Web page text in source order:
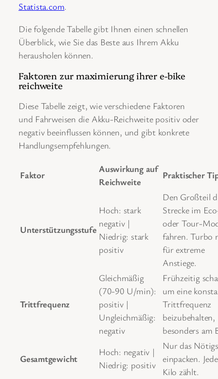
Statista.com.
Die folgende Tabelle gibt Ihnen einen schnellen
Überblick, wie Sie das Beste aus Ihrem Akku
herausholen können.
Faktoren zur maximierung ihrer e-bike
reichweite
Diese Tabelle zeigt, wie verschiedene Faktoren
und Fahrweisen die Akku-Reichweite positiv oder
negativ beeinflussen können, und gibt konkrete
Handlungsempfehlungen.
Faktor
Auswirkung auf
Reichweite
Praktischer
Unterstützungsstufe
Hoch: stark
negativ |
Niedrig: stark
positiv
Den Großteil
Strecke im
oder Tour-
fahren. Turbo
für extreme
Anstiege.
Trittfrequenz
Gleichmäßig
(70-90 U/min):
positiv |
Ungleichmäßig:
negativ
Frühzeitig
um eine
Trittfrequenz
beizubehalten,
besonders am
Gesamtgewicht
Hoch: negativ |
Niedrig: positiv
Nur das
einpacken.
Kilo zählt.